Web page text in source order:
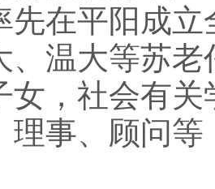
先在平阳成
、温大等苏
女，社会有
理事、顾问